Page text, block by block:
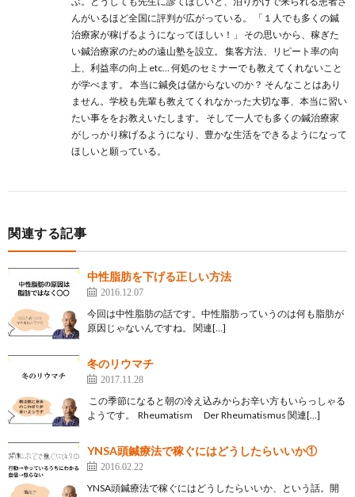
んがいるほど全国に評判が広がっている。 「１人でも多くの鍼
治療家が稼げるようになってほしい！」 その思いから、稼ぎた
い鍼治療家のための遠山塾を設立。 集客方法、リピート率の向
上、利益率の向上 etc… 何処のセミナーでも教えてくれないこと
が学べます。 本当に鍼灸は儲からないのか？ そんなことはあり
ません。学校も先輩も教えてくれなかった大切な事、本当に習い
たい事ををお教えいたします。 そして一人でも多くの鍼治療家
がしっかり稼げるようになり、豊かな生活をできるようになって
ほしいと願っている。
関連する記事
中性脂肪を下げる正しい方法
2016.12.07
今回は中性脂肪の話です。中性脂肪っていうのは何も脂肪が
原因じゃないんですね。 関連[…]
冬のリウマチ
2017.11.28
この季節になると朝の冷え込みからお辛い方もいらっしゃる
ようです。 Rheumatism Der Rheumatismus 関連[…]
YNSA頭鍼療法で稼ぐにはどうしたらいいか①
2016.02.22
YNSA頭鍼療法で稼ぐにはどうしたらいいか、という話。開